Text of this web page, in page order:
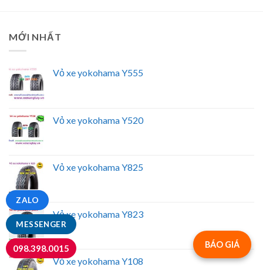
MESSENGER
ZALO
098.398.0015
MỚI NHẤT
Vỏ xe yokohama Y555
Vỏ xe yokohama Y520
Vỏ xe yokohama Y825
Vỏ xe yokohama Y823
Vỏ xe yokohama Y108
BÁO GIÁ